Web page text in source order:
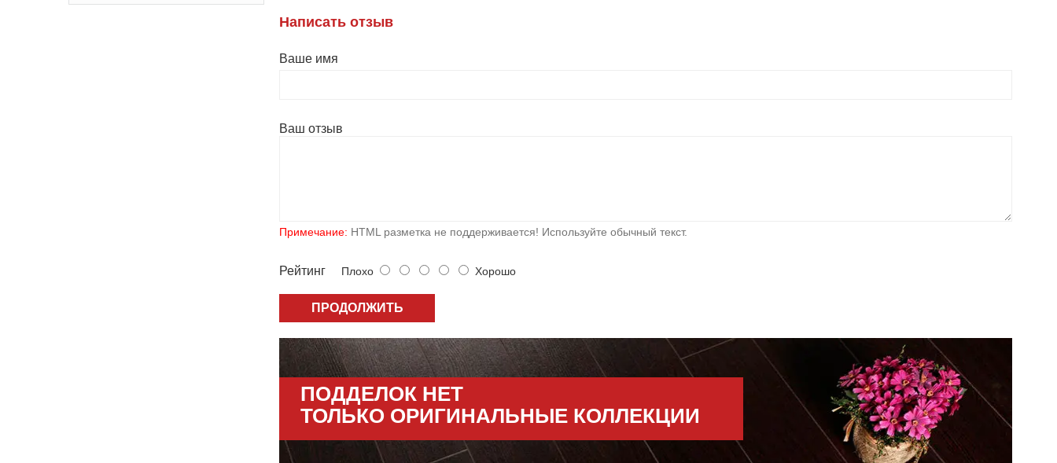
Написать отзыв
Ваше имя
Ваш отзыв
Примечание: HTML разметка не поддерживается! Используйте обычный текст.
Рейтинг Плохо Хорошо
ПРОДОЛЖИТЬ
ПОДДЕЛОК НЕТ
ТОЛЬКО ОРИГИНАЛЬНЫЕ КОЛЛЕКЦИИ